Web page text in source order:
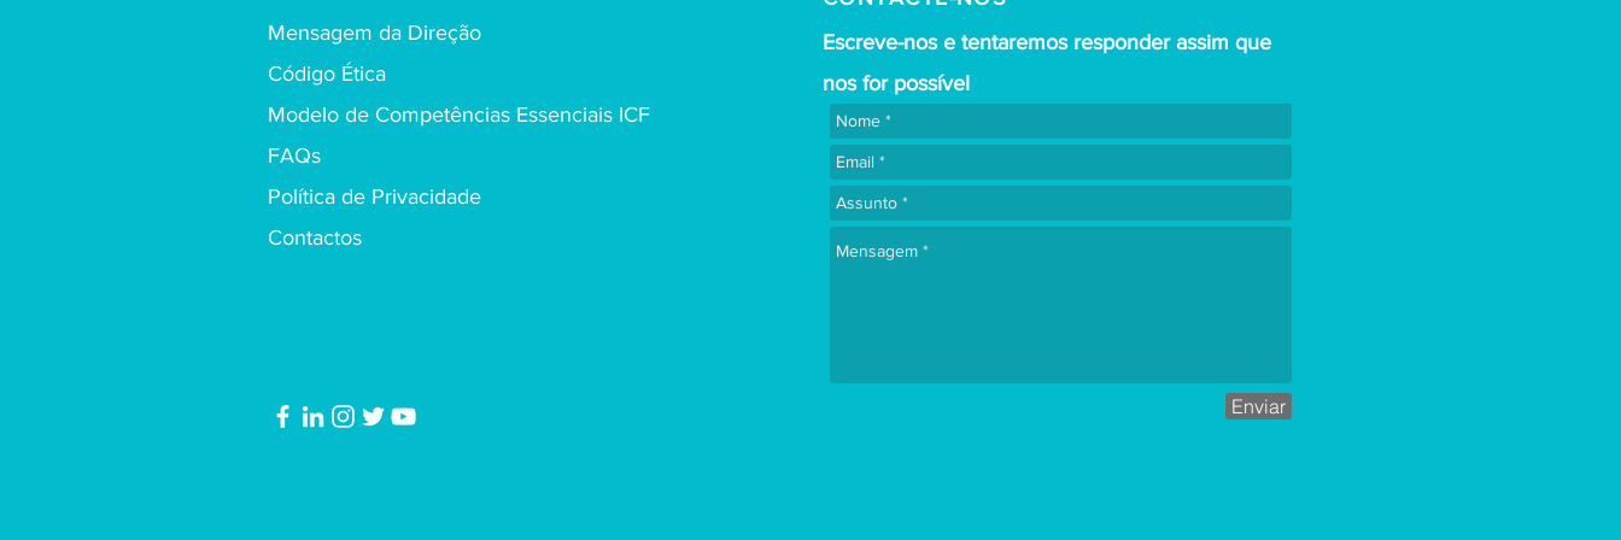
Mensagem da Direção
Código Ética
Modelo de Competências Essenciais ICF
FAQs
Política de Privacidade
Contactos
Escreve-nos e tentaremos responder assim que
nos for possível
Enviar